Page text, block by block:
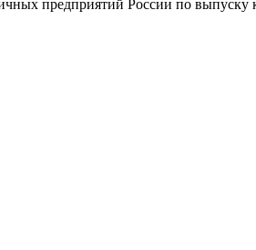
предприятий России по выпуску